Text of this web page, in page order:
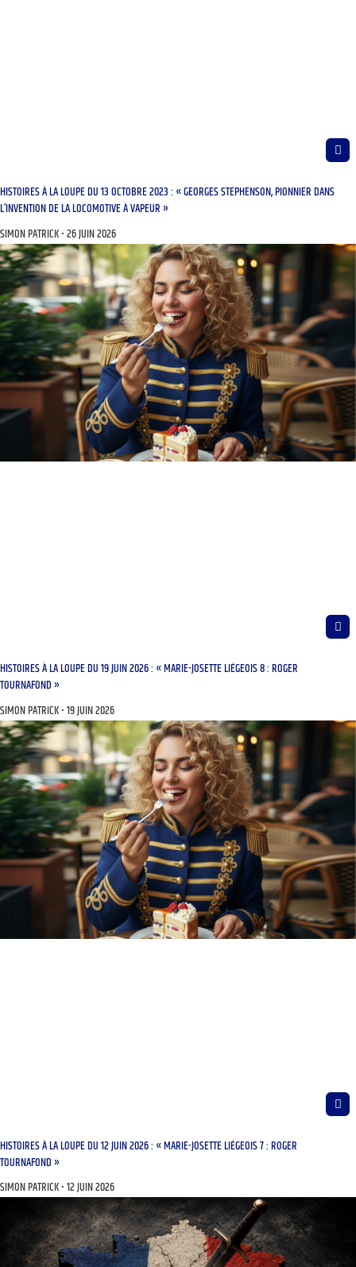
HISTOIRES À LA LOUPE DU 13 OCTOBRE 2023 : « GEORGES STEPHENSON, PIONNIER DANS
L’INVENTION DE LA LOCOMOTIVE À VAPEUR »
SIMON PATRICK 26 JUIN 2026
HISTOIRES À LA LOUPE DU 19 JUIN 2026 : « MARIE-JOSETTE LIÉGEOIS 8 : ROGER
TOURNAFOND »
SIMON PATRICK 19 JUIN 2026
HISTOIRES À LA LOUPE DU 12 JUIN 2026 : « MARIE-JOSETTE LIÉGEOIS 7 : ROGER
TOURNAFOND »
SIMON PATRICK 12 JUIN 2026